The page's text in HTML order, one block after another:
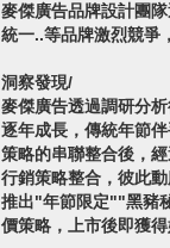
麥傑廣告品牌設計團
統一..等品牌激烈競爭
洞察發現/
麥傑廣告透過調研分
逐年成長，傳統年節
策略的串聯整合後，
行銷策略整合，彼此
推出"年節限定""黑豬
價策略，上市後即獲